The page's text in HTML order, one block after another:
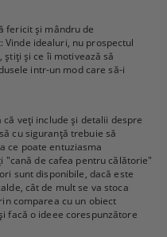
fericit și mândru de
Vinde idealuri, nu prospectul
și ce îi motivează să
intr-un mod care să-i
veți include și detalii despre
cu siguranță trebuie să
ce poate entuziasma
"cană de cafea pentru călătorie"
sunt disponibile, dacă este
cât de mult se va stoca
comparea cu un obiect
facă o ideee corespunzătore